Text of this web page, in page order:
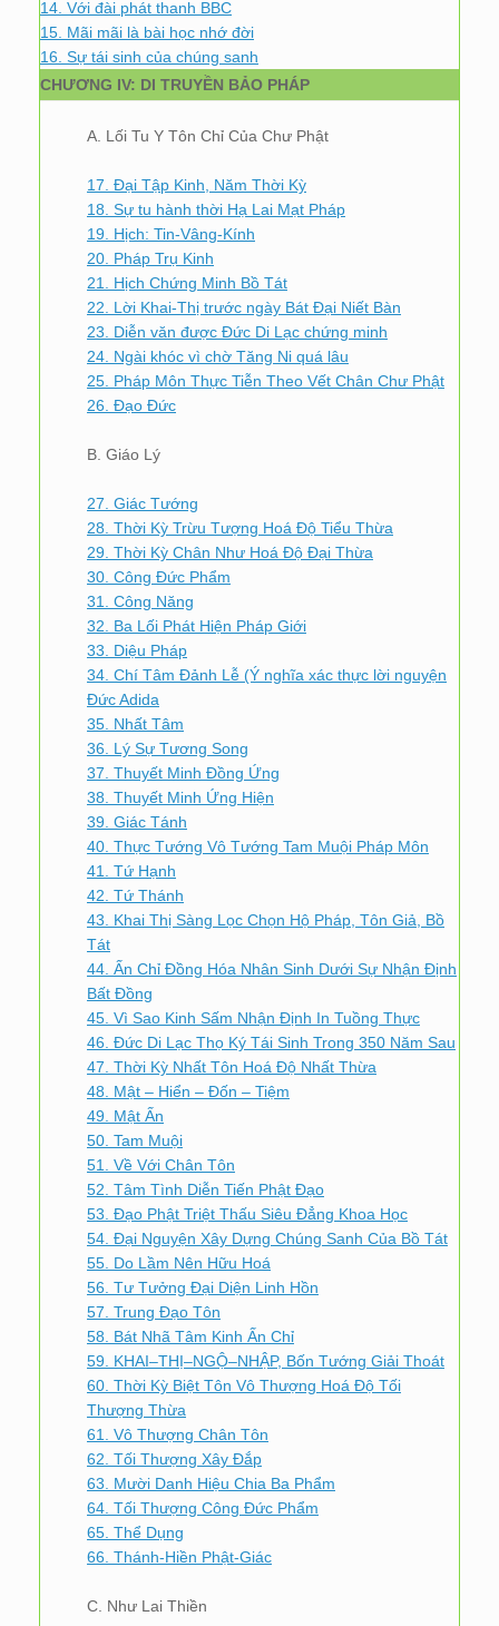
14. Với đài phát thanh BBC
15. Mãi mãi là bài học nhớ đời
16. Sự tái sinh của chúng sanh
CHƯƠNG IV: DI TRUYỀN BẢO PHÁP
A. Lối Tu Y Tôn Chỉ Của Chư Phật
17. Đại Tập Kinh, Năm Thời Kỳ
18. Sự tu hành thời Hạ Lai Mạt Pháp
19. Hịch: Tin-Vâng-Kính
20. Pháp Trụ Kinh
21. Hịch Chứng Minh Bồ Tát
22. Lời Khai-Thị trước ngày Bát Đại Niết Bàn
23. Diễn văn được Đức Di Lạc chứng minh
24. Ngài khóc vì chờ Tăng Ni quá lâu
25. Pháp Môn Thực Tiễn Theo Vết Chân Chư Phật
26. Đạo Đức
B. Giáo Lý
27. Giác Tướng
28. Thời Kỳ Trừu Tượng Hoá Độ Tiểu Thừa
29. Thời Kỳ Chân Như Hoá Độ Đại Thừa
30. Công Đức Phẩm
31. Công Năng
32. Ba Lối Phát Hiện Pháp Giới
33. Diệu Pháp
34. Chí Tâm Đảnh Lễ (Ý nghĩa xác thực lời nguyện
Đức Adida
35. Nhất Tâm
36. Lý Sự Tương Song
37. Thuyết Minh Đồng Ứng
38. Thuyết Minh Ứng Hiện
39. Giác Tánh
40. Thực Tướng Vô Tướng Tam Muội Pháp Môn
41. Tứ Hạnh
42. Tứ Thánh
43. Khai Thị Sàng Lọc Chọn Hộ Pháp, Tôn Giả, Bồ
Tát
44. Ấn Chỉ Đồng Hóa Nhân Sinh Dưới Sự Nhận Định
Bất Đồng
45. Vì Sao Kinh Sấm Nhận Định In Tuồng Thực
46. Đức Di Lạc Thọ Ký Tái Sinh Trong 350 Năm Sau
47. Thời Kỳ Nhất Tôn Hoá Độ Nhất Thừa
48. Mật – Hiển – Đốn – Tiệm
49. Mật Ấn
50. Tam Muội
51. Về Với Chân Tôn
52. Tâm Tình Diễn Tiến Phật Đạo
53. Đạo Phật Triệt Thấu Siêu Đẳng Khoa Học
54. Đại Nguyện Xây Dựng Chúng Sanh Của Bồ Tát
55. Do Lầm Nên Hữu Hoá
56. Tư Tưởng Đại Diện Linh Hồn
57. Trung Đạo Tôn
58. Bát Nhã Tâm Kinh Ấn Chỉ
59. KHAI–THỊ–NGỘ–NHẬP, Bốn Tướng Giải Thoát
60. Thời Kỳ Biệt Tôn Vô Thượng Hoá Độ Tối
Thượng Thừa
61. Vô Thượng Chân Tôn
62. Tối Thượng Xây Đắp
63. Mười Danh Hiệu Chia Ba Phẩm
64. Tối Thượng Công Đức Phẩm
65. Thể Dụng
66. Thánh-Hiền Phật-Giác
C. Như Lai Thiền